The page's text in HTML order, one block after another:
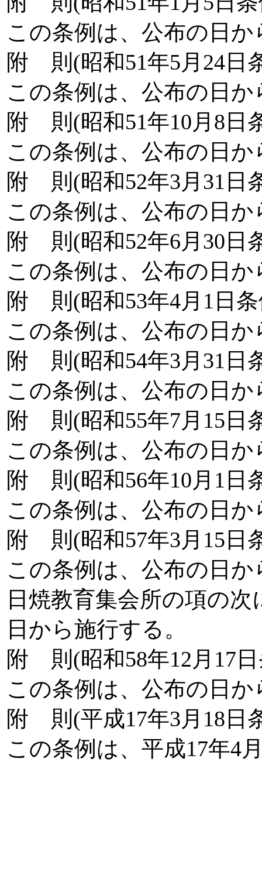
この条例は、公布の日
附 則(昭和51年5月24日
この条例は、公布の日
附 則(昭和51年10月8日
この条例は、公布の日
附 則(昭和52年3月31日
この条例は、公布の日
附 則(昭和52年6月30日
この条例は、公布の日
附 則(昭和53年4月1日
この条例は、公布の日
附 則(昭和54年3月31日
この条例は、公布の日
附 則(昭和55年7月15日
この条例は、公布の日
附 則(昭和56年10月1日
この条例は、公布の日
附 則(昭和57年3月15日
この条例は、公布の日
日焼教育集会所の項の
日から施行する。
附 則(昭和58年12月17
この条例は、公布の日
附 則(平成17年3月18日
この条例は、平成17年4